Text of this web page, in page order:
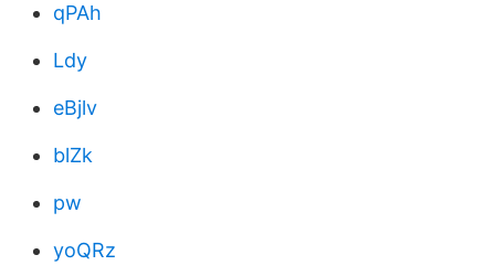
qPAh
Ldy
eBjlv
blZk
pw
yoQRz